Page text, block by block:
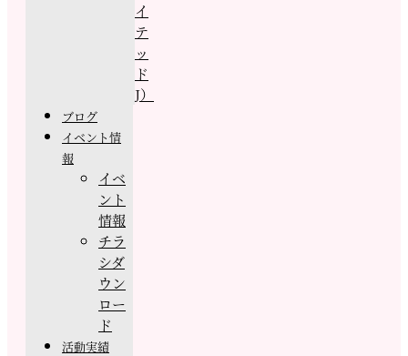
イ
テ
ッ
ド
J）
ブログ
イベント情
報
イベ
ント
情報
チラ
シダ
ウン
ロー
ド
活動実績